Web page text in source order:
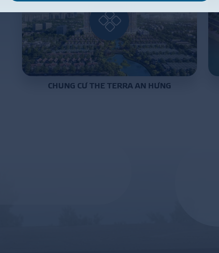
CHUNG CƯ THE TERRA AN HƯNG